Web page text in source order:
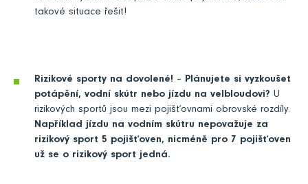
takové situace řešit!
Rizikové sporty na dovolené! – Plánujete si vyzkoušet
potápění, vodní skútr nebo jízdu na velbloudovi? U
rizikových sportů jsou mezi pojišťovnami obrovské rozdíly.
Například jízdu na vodním skútru nepovažuje za
rizikový sport 5 pojišťoven, nicméně pro 7 pojišťoven
už se o rizikový sport jedná.